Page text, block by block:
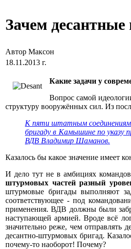
Зачем
Автор Максон
18.11.2013 г.
Какие задачи у
Вопрос самой
структуру вооружённых сил. Из
К пяти штатным соединениям
бригаду в Камышине по указу
ВДВ Владимир Шаманов.
Казалось бы какое значение имеет
И дело тут не в амбициях
штурмовых частей разный
штурмовые бригады выполняют
соответствующее - под
применения. ВДВ должны были
наступающей армией. Вроде всё
значительно реже, чем отправлять
десантно-штурмовых бригад.
почему-то наоборот! Почему?